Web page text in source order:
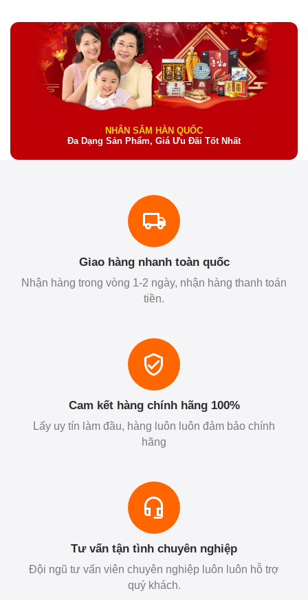
NHÂN SÂM HÀN QUỐC
Đa Dạng Sản Phẩm, Giá Ưu Đãi Tốt Nhất
Giao hàng nhanh toàn quốc
Nhận hàng trong vòng 1-2 ngày, nhận hàng thanh toán
tiền.
Cam kết hàng chính hãng 100%
Lấy uy tín làm đầu, hàng luôn luôn đảm bảo chính
hãng
Tư vấn tận tình chuyên nghiệp
Đội ngũ tư vấn viên chuyên nghiệp luôn luôn hỗ trợ
quý khách.